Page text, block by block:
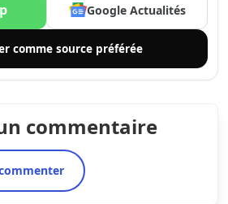
Google Actualités
comme source préférée
commentaire